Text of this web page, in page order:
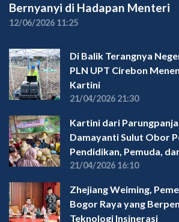
Bernyanyi di Hadapan Menteri
12/06/2026 11:25
Di Balik Terangnya
PLN UPT Cirebon
Kartini
21/04/2026 21:30
Kartini dari
Damayanti Sulut Obor
Pendidikan, Pemuda,
21/04/2026 16:10
Zhejiang Weiming,
Bogor Raya yang
Teknologi Insinerasi